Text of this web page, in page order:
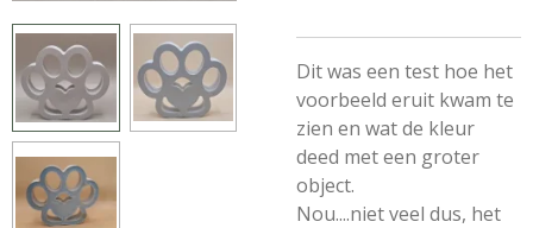
Dit was een test hoe het
voorbeeld eruit kwam te
zien en wat de kleur
deed met een groter
object.
Nou....niet veel dus, het